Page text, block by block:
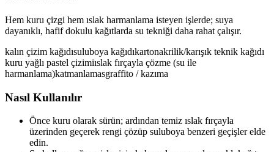
Hem kuru çizgi hem ıslak harmanlama isteyen işlerde; suya
dayanıklı, hafif dokulu kağıtlarda su tekniği daha rahat çalışır.
kalın çizim kağıdısuluboya kağıdıkartonakrilik/karışık teknik kağıdı
kuru yağlı pastel çizimiıslak fırçayla çözme (su ile
harmanlama)katmanlamasgraffito / kazıma
Nasıl Kullanılır
Önce kuru olarak sürün; ardından temiz ıslak fırçayla
üzerinden geçerek rengi çözüp suluboya benzeri geçişler elde
edin.